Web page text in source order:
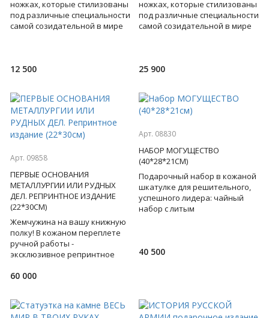
ножках, которые стилизованы
под различные специальности
самой созидательной в мире
12 500
ножках, которые стилизованы
под различные специальности
самой созидательной в мире
25 900
Арт. 09858
ПЕРВЫЕ ОСНОВАНИЯ
МЕТАЛЛУРГИИ ИЛИ РУДНЫХ
ДЕЛ. РЕПРИНТНОЕ ИЗДАНИЕ
(22*30СМ)
Жемчужина на вашу книжную
полку! В кожаном переплете
ручной работы -
эксклюзивное репринтное
которую называют началом
60 000
Арт. 08830
НАБОР МОГУЩЕСТВО
(40*28*21СМ)
Подарочный набор в кожаной
шкатулке для решительного,
успешного лидера: чайный
набор с литым
40 500